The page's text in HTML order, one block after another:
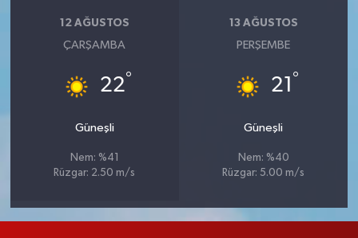
12 AĞUSTOS
ÇARŞAMBA
22°
Güneşli
Nem: %41
Rüzgar: 2.50 m/s
13 AĞUSTOS
PERŞEMBE
21 °
Güneşli
Nem: %40
Rüzgar: 5.00 m/s